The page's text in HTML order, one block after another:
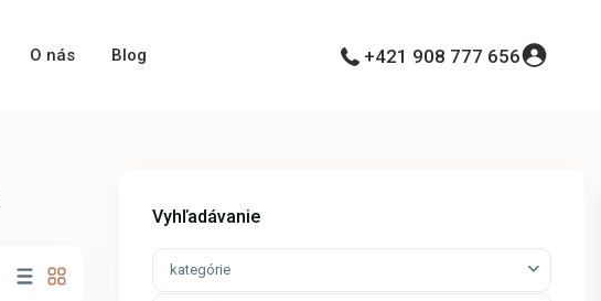
O nás Blog +421 908 777 656
Vyhľadávanie
kategórie